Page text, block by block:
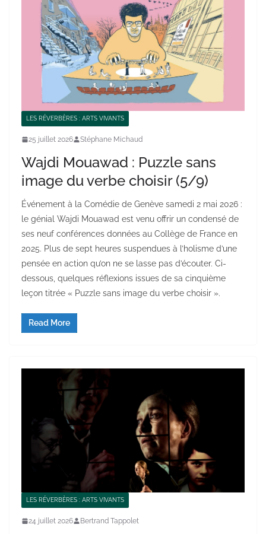
LES RÉVERBÈRES : ARTS VIVANTS
25 juillet 2026 Stéphane Michaud
Wajdi Mouawad : Puzzle sans
image du verbe choisir (5/9)
Événement à la Comédie de Genève samedi 2 mai 2026 :
le génial Wajdi Mouawad est venu offrir un condensé de
ses neuf conférences données au Collège de France en
2025. Plus de sept heures suspendues à l’holisme d’une
pensée en action qu’on ne se lasse pas d’écouter. Ci-
dessous, quelques réflexions issues de sa cinquième
leçon titrée « Puzzle sans image du verbe choisir ».
Read More
LES RÉVERBÈRES : ARTS VIVANTS
24 juillet 2026 Bertrand Tappolet